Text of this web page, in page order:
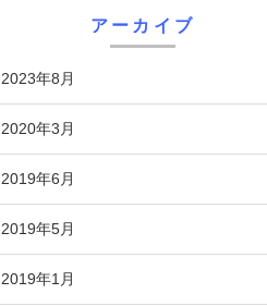
アーカイブ
2023年8月
2020年3月
2019年6月
2019年5月
2019年1月